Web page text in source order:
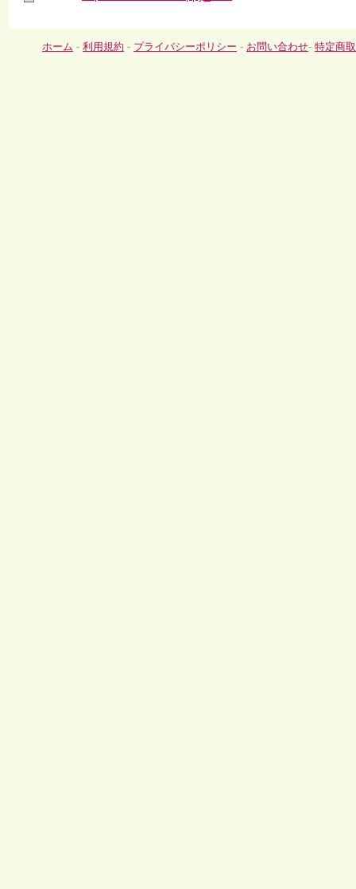
ホーム - 利用規約 - プライバシーポリシー - お問い合わせ- 特定商